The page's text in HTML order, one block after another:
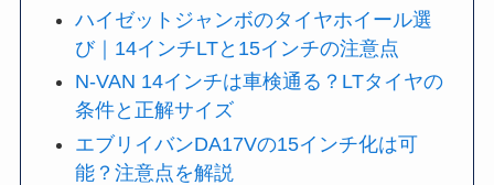
ハイゼットジャンボのタイヤホイール選
び｜14インチLTと15インチの注意点
N-VAN 14インチは車検通る？LTタイヤの
条件と正解サイズ
エブリイバンDA17Vの15インチ化は可
能？注意点を解説